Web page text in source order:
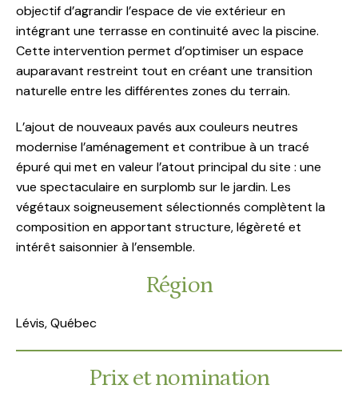
objectif d’agrandir l’espace de vie extérieur en
intégrant une terrasse en continuité avec la piscine.
Cette intervention permet d’optimiser un espace
auparavant restreint tout en créant une transition
naturelle entre les différentes zones du terrain.
L’ajout de nouveaux pavés aux couleurs neutres
modernise l’aménagement et contribue à un tracé
épuré qui met en valeur l’atout principal du site : une
vue spectaculaire en surplomb sur le jardin. Les
végétaux soigneusement sélectionnés complètent la
composition en apportant structure, légèreté et
intérêt saisonnier à l’ensemble.
Région
Lévis, Québec
Prix et nomination